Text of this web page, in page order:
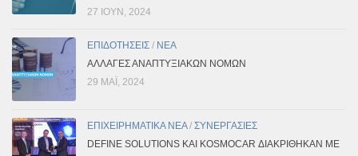
27 ΙΟΎΝ, 2024
ΕΠΙΔΟΤΗΣΕΙΣ / ΝΕΑ
ΑΛΛΑΓΕΣ ΑΝΑΠΤΥΞΙΑΚΩΝ ΝΟΜΩΝ
29 ΜΑΪ́, 2024
ΕΠΙΧΕΙΡΗΜΑΤΙΚΑ ΝΕΑ/ ΣΥΝΕΡΓΑΣΙΕΣ
DEFINE SOLUTIONS ΚΑΙ KOSMOCAR ΔΙΑΚΡΊΘΗΚΑΝ ΜΕ